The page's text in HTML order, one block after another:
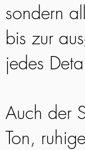
sondern
bis zur
jedes
Auch der
Ton,